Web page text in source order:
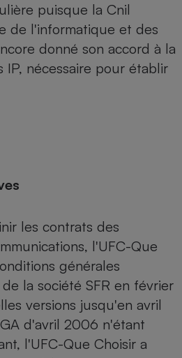
puisque la Cnil
de l'informatique et des
donné son accord à la
IP, nécessaire pour établir
les contrats des
l'UFC-Que
générales
la société SFR en février
versions jusqu'en avril
d'avril 2006 n'étant
l'UFC-Que Choisir a